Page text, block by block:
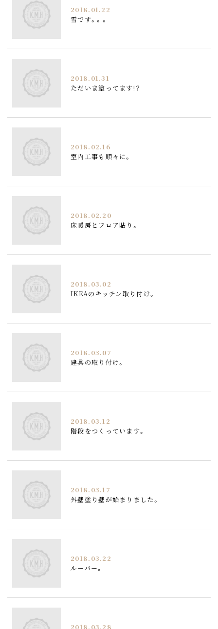
2018.01.22
雪です。。。
2018.01.31
ただいま塗ってます!？
2018.02.16
室内工事も順々に。
2018.02.20
床暖房とフロア貼り。
2018.03.02
IKEAのキッチン取り付け。
2018.03.07
建具の取り付け。
2018.03.12
階段をつくっています。
2018.03.17
外壁塗り壁が始まりました。
2018.03.22
ルーバー。
2018.03.28